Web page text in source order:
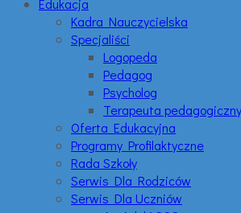
Edukacja
Kadra Nauczycielska
Specjaliści
Logopeda
Pedagog
Psycholog
Terapeuta pedagogiczny
Oferta Edukacyjna
Programy Profilaktyczne
Rada Szkoły
Serwis Dla Rodziców
Serwis Dla Uczniów